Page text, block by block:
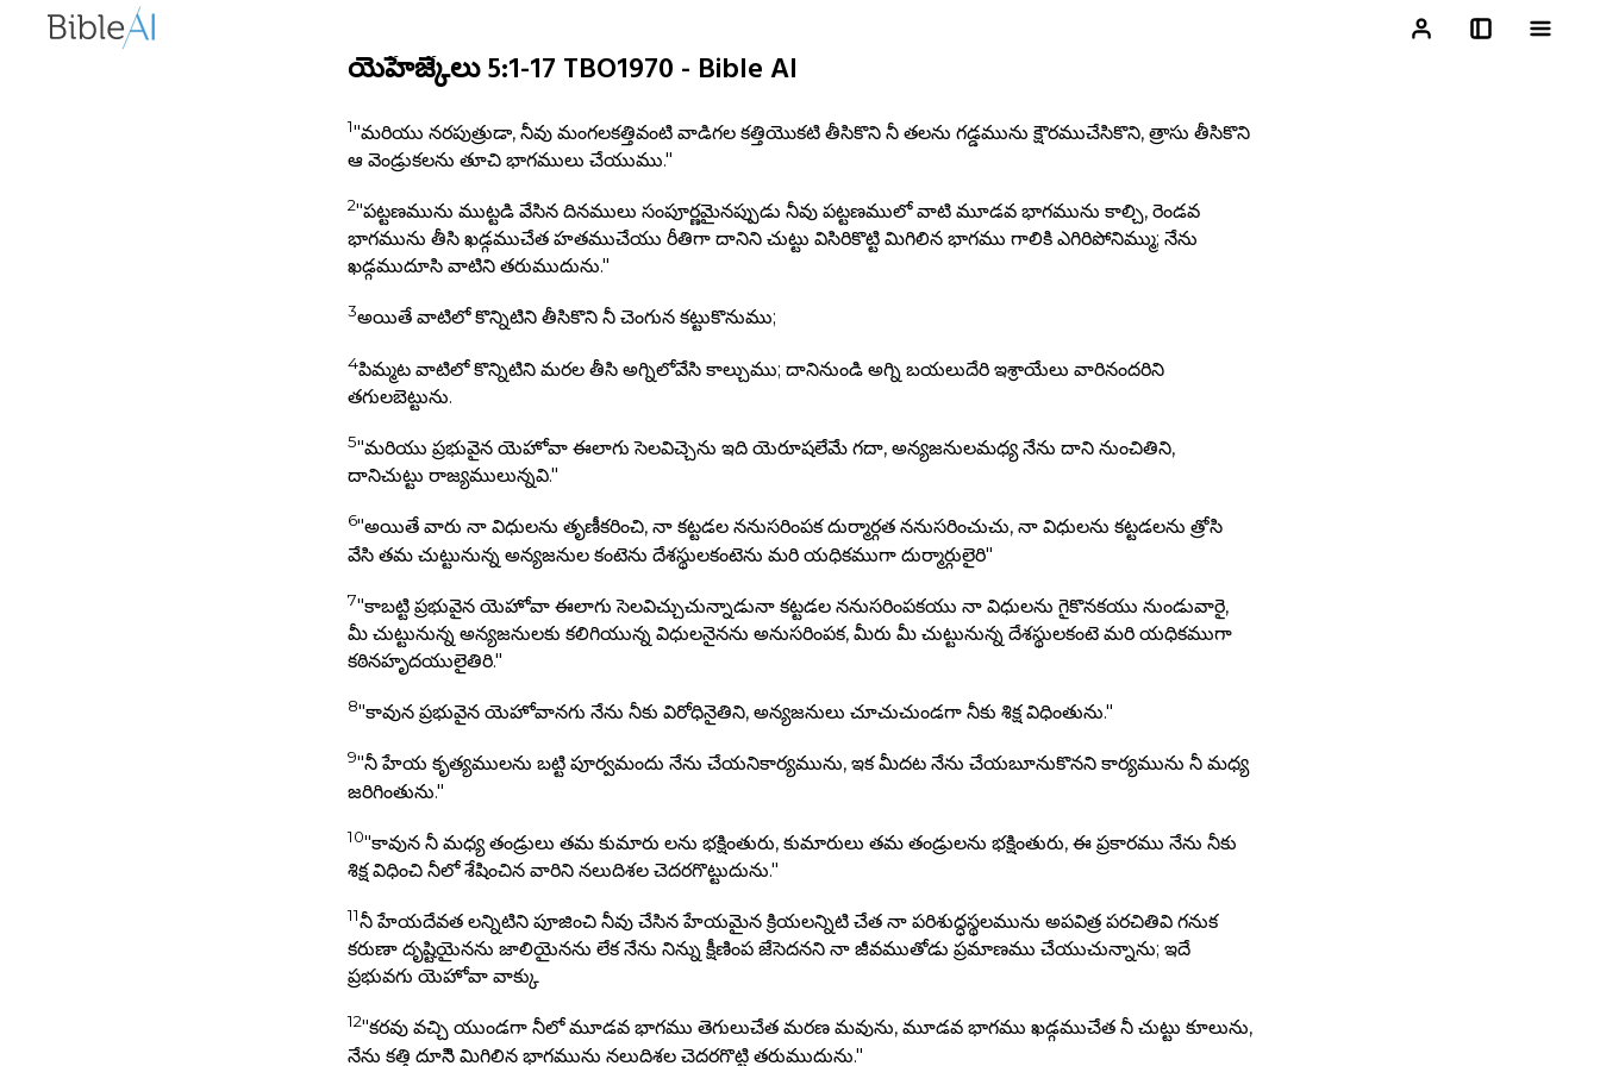
యెహేజ్కేలు 5:1-17 TBO1970 - Bible AI
1"మరియు నరపుత్రుడా, నీవు మంగలకత్తివంటి వాడిగల కత్తియొకటి తీసికొని నీ తలను గడ్డమును క్షౌరముచేసికొని, త్రాసు తీసికొని
ఆ వెండ్రుకలను తూచి భాగములు చేయుము."
2"పట్టణమును ముట్టడి వేసిన దినములు సంపూర్ణమైనప్పుడు నీవు పట్టణములో వాటి మూడవ భాగమును కాల్చి, రెండవ
భాగమును తీసి ఖడ్గముచేత హతముచేయు రీతిగా దానిని చుట్టు విసిరికొట్టి మిగిలిన భాగము గాలికి ఎగిరిపోనిమ్ము; నేను
ఖడ్గముదూసి వాటిని తరుముదును."
3అయితే వాటిలో కొన్నిటిని తీసికొని నీ చెంగున కట్టుకొనుము;
4పిమ్మట వాటిలో కొన్నిటిని మరల తీసి అగ్నిలోవేసి కాల్చుము; దానినుండి అగ్ని బయలుదేరి ఇశ్రాయేలు వారినందరిని
తగులబెట్టును.
5"మరియు ప్రభువైన యెహోవా ఈలాగు సెలవిచ్చెను ఇది యెరూషలేమే గదా, అన్యజనులమధ్య నేను దాని నుంచితిని,
దానిచుట్టు రాజ్యములున్నవి."
6"అయితే వారు నా విధులను తృణీకరించి, నా కట్టడల ననుసరింపక దుర్మార్గత ననుసరించుచు, నా విధులను కట్టడలను త్రోసి
వేసి తమ చుట్టునున్న అన్యజనుల కంటెను దేశస్థులకంటెను మరి యధికముగా దుర్మార్గులైరి"
7"కాబట్టి ప్రభువైన యెహోవా ఈలాగు సెలవిచ్చుచున్నాడునా కట్టడల ననుసరింపకయు నా విధులను గైకొనకయు నుండువారై,
మీ చుట్టునున్న అన్యజనులకు కలిగియున్న విధులనైనను అనుసరింపక, మీరు మీ చుట్టునున్న దేశస్థులకంటె మరి యధికముగా
కఠినహృదయులైతిరి."
8"కావున ప్రభువైన యెహోవానగు నేను నీకు విరోధినైతిని, అన్యజనులు చూచుచుండగా నీకు శిక్ష విధింతును."
9"నీ హేయ కృత్యములను బట్టి పూర్వమందు నేను చేయనికార్యమును, ఇక మీదట నేను చేయబూనుకొనని కార్యమును నీ మధ్య
జరిగింతును."
10"కావున నీ మధ్య తండ్రులు తమ కుమారు లను భక్షింతురు, కుమారులు తమ తండ్రులను భక్షింతురు, ఈ ప్రకారము నేను నీకు
శిక్ష విధించి నీలో శేషించిన వారిని నలుదిశల చెదరగొట్టుదును."
11నీ హేయదేవత లన్నిటిని పూజించి నీవు చేసిన హేయమైన క్రియలన్నిటి చేత నా పరిశుద్ధస్థలమును అపవిత్ర పరచితివి గనుక
కరుణా దృష్టియైనను జాలియైనను లేక నేను నిన్ను క్షీణింప జేసెదనని నా జీవముతోడు ప్రమాణము చేయుచున్నాను; ఇదే
ప్రభువగు యెహోవా వాక్కు
12"కరవు వచ్చి యుండగా నీలో మూడవ భాగము తెగులుచేత మరణ మవును, మూడవ భాగము ఖడ్గముచేత నీ చుట్టు కూలును,
నేను కత్తి దూసిి మిగిలిన భాగమును నలుదిశల చెదరగొట్టి తరుముదును."